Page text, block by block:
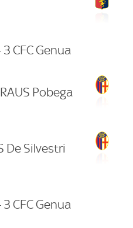
CFC Genua
Pobega
De Silvestri
CFC Genua